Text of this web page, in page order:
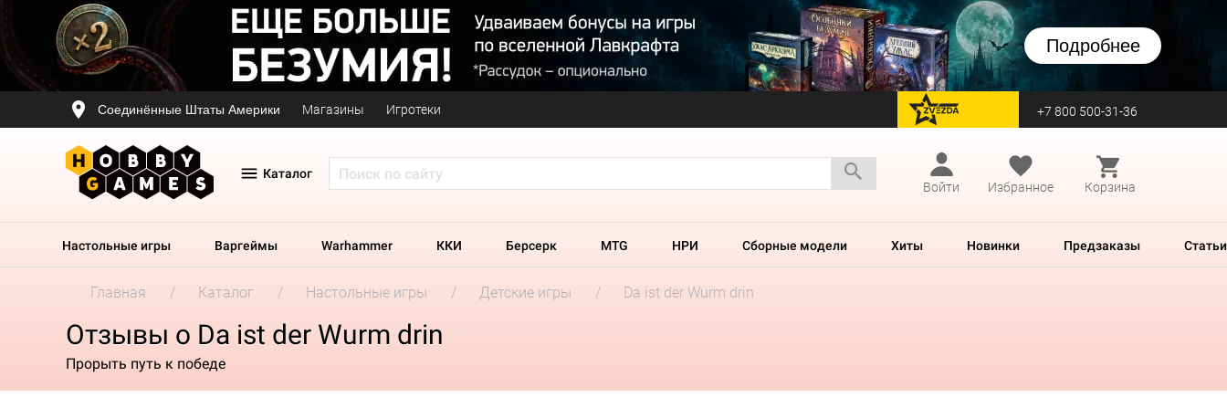
Подробнее
Соединённые Штаты Америки Магазины Игротеки перейти на Zvezda +7 800 500-31-36
Каталог
Войти
Избранное Корзина
Настольные игры Варгеймы Warhammer ККИ Берсерк MTG НРИ Сборные модели Хиты Новинки Предзаказы Статьи
Главная Каталог Настольные игры Детские игры Da ist der Wurm drin
Отзывы о Da ist der Wurm drin
Прорыть путь к победе